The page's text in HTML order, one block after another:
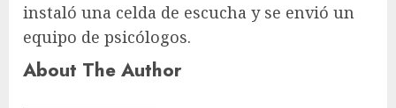
instaló una celda de escucha y se envió un
equipo de psicólogos.
About The Author